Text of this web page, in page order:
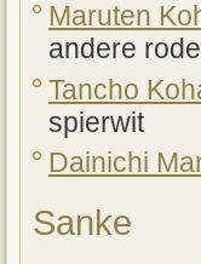
Maruten
andere
Tancho
spierwit
Dainichi
Sanke